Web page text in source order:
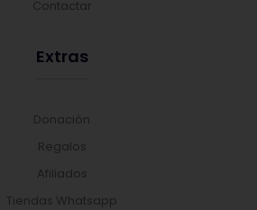
Contactar
Extras
Donación
Regalos
Afiliados
Tiendas Whatsapp